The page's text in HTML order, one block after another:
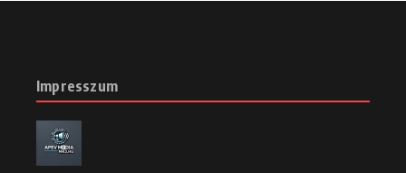
Impresszum